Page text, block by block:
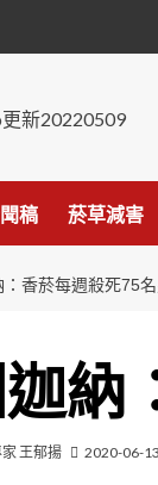
稿 菸草減害
：香菸每週殺死75
納
王郁揚 2020-06-13